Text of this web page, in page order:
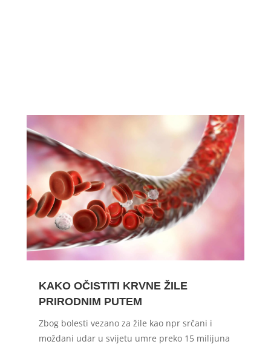
KAKO OČISTITI KRVNE ŽILE
PRIRODNIM PUTEM
Zbog bolesti vezano za žile kao npr srčani i
moždani udar u svijetu umre preko 15 milijuna